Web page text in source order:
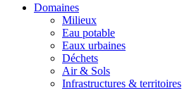
Domaines
Milieux
Eau potable
Eaux urbaines
Déchets
Air & Sols
Infrastructures & territoires